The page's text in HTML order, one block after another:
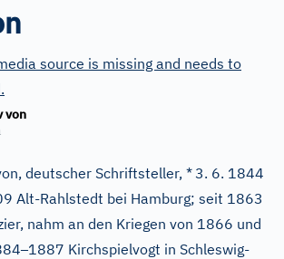
source is missing and needs to
von
deutscher Schriftsteller, *3. 6. 1844
Alt-Rahlstedt bei Hamburg; seit 1863
nahm an den Kriegen von 1866 und
–1887 Kirchspielvogt in Schleswig-